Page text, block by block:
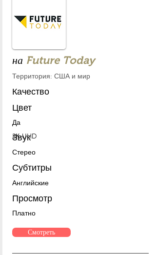
на Future Today
Территория: США и мир
Качество
Цвет
Да
2К-UHD
Звук
Стерео
Субтитры
Английские
Просмотр
Платно
Смотреть